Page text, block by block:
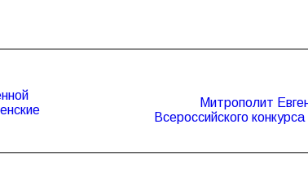
запись:
Митрополит
Всероссийского